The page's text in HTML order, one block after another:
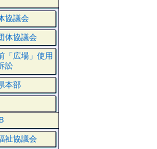
協議会
体協議会
「広場」使用
訟
本部
祉協議会